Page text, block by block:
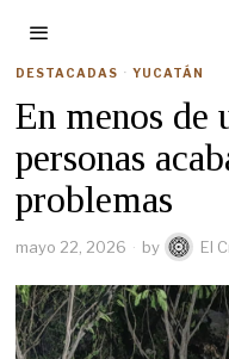
DESTACADAS · YUCATÁN
En menos de
personas
problemas
mayo 22, 2026 by El